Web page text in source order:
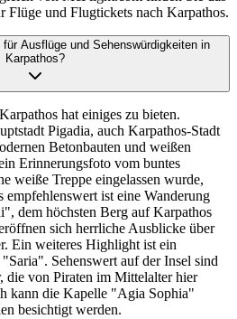
Flüge und Flugtickets nach Karpathos.
Ausflüge und Sehenswürdigkeiten in
Karpathos?
hat einiges zu bieten.
Pigadia, auch Karpathos-Stadt
Betonbauten und weißen
Erinnerungsfoto vom buntes
weiße Treppe eingelassen wurde,
empfehlenswert ist eine Wanderung
dem höchsten Berg auf Karpathos
sich herrliche Ausblicke über
Ein weiteres Highlight ist ein
Sehenswert auf der Insel sind
die von Piraten im Mittelalter hier
kann die Kapelle "Agia Sophia"
besichtigt werden.